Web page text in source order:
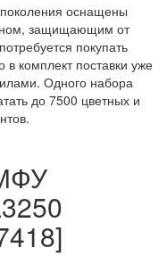
оснащены
защищающим от
покупать
комплект поставки уже
Одного набора
до 7500 цветных и